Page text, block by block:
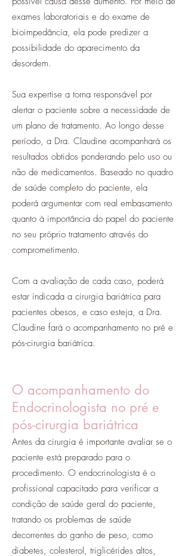
exames laboratoriais e do exame de
bioimpedância, ela pode predizer a
possibilidade do aparecimento da
desordem.
Sua expertise a torna responsável por
alertar o paciente sobre a necessidade de
um plano de tratamento. Ao longo desse
período, a Dra. Claudine acompanhará os
resultados obtidos ponderando pelo uso ou
não de medicamentos. Baseado no quadro
de saúde completo do paciente, ela
poderá argumentar com real embasamento
quanto à importância do papel do paciente
no seu próprio tratamento através do
comprometimento.
Com a avaliação de cada caso, poderá
estar indicada a cirurgia bariátrica para
pacientes obesos, e caso esteja, a Dra.
Claudine fará o acompanhamento no pré e
pós-cirurgia bariátrica.
O acompanhamento do
Endocrinologista no pré e
pós-cirurgia bariátrica
Antes da cirurgia é importante avaliar se o
paciente está preparado para o
procedimento. O endocrinologista é o
profissional capacitado para verificar a
condição de saúde geral do paciente,
tratando os problemas de saúde
decorrentes do ganho de peso, como
diabetes, colesterol, triglicérides altos,